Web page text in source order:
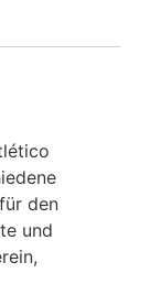
den
und